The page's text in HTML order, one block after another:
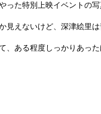
った特別上映イベントの
見えないけど、深津絵里は
、ある程度しっかりあっ